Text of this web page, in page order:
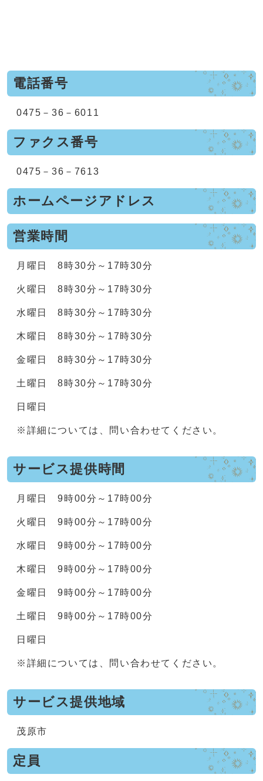
電話番号
0475－36－6011
ファクス番号
0475－36－7613
ホームページアドレス
営業時間
月曜日 8時30分～17時30分
火曜日 8時30分～17時30分
水曜日 8時30分～17時30分
木曜日 8時30分～17時30分
金曜日 8時30分～17時30分
土曜日 8時30分～17時30分
日曜日
※詳細については、問い合わせてください。
サービス提供時間
月曜日 9時00分～17時00分
火曜日 9時00分～17時00分
水曜日 9時00分～17時00分
木曜日 9時00分～17時00分
金曜日 9時00分～17時00分
土曜日 9時00分～17時00分
日曜日
※詳細については、問い合わせてください。
サービス提供地域
茂原市
定員